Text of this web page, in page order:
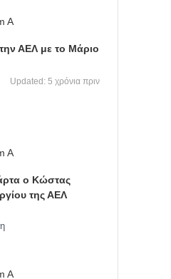
A
ΑΕΛ με το Μάριο
Updated: 5 χρόνια πριν
A
ο Κώστας
της ΑΕΛ
A